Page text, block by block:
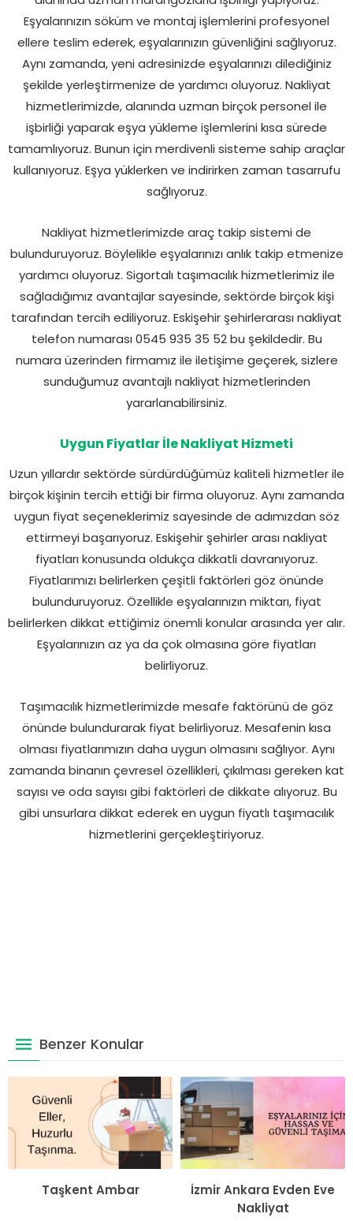
Eşyalarınızın söküm ve montaj işlemlerini profesyonel
ellere teslim ederek, eşyalarınızın güvenliğini sağlıyoruz.
Aynı zamanda, yeni adresinizde eşyalarınızı dilediğiniz
şekilde yerleştirmenize de yardımcı oluyoruz. Nakliyat
hizmetlerimizde, alanında uzman birçok personel ile
işbirliği yaparak eşya yükleme işlemlerini kısa sürede
tamamlıyoruz. Bunun için merdivenli sisteme sahip araçlar
kullanıyoruz. Eşya yüklerken ve indirirken zaman tasarrufu
sağlıyoruz.
Nakliyat hizmetlerimizde araç takip sistemi de
bulunduruyoruz. Böylelikle eşyalarınızı anlık takip etmenize
yardımcı oluyoruz. Sigortalı taşımacılık hizmetlerimiz ile
sağladığımız avantajlar sayesinde, sektörde birçok kişi
tarafından tercih ediliyoruz. Eskişehir şehirlerarası nakliyat
telefon numarası 0545 935 35 52 bu şekildedir. Bu
numara üzerinden firmamız ile iletişime geçerek, sizlere
sunduğumuz avantajlı nakliyat hizmetlerinden
yararlanabilirsiniz.
Uygun Fiyatlar İle Nakliyat Hizmeti
Uzun yıllardır sektörde sürdürdüğümüz kaliteli hizmetler ile
birçok kişinin tercih ettiği bir firma oluyoruz. Aynı zamanda
uygun fiyat seçeneklerimiz sayesinde de adımızdan söz
ettirmeyi başarıyoruz. Eskişehir şehirler arası nakliyat
fiyatları konusunda oldukça dikkatli davranıyoruz.
Fiyatlarımızı belirlerken çeşitli faktörleri göz önünde
bulunduruyoruz. Özellikle eşyalarınızın miktarı, fiyat
belirlerken dikkat ettiğimiz önemli konular arasında yer alır.
Eşyalarınızın az ya da çok olmasına göre fiyatları
belirliyoruz.
Taşımacılık hizmetlerimizde mesafe faktörünü de göz
önünde bulundurarak fiyat belirliyoruz. Mesafenin kısa
olması fiyatlarımızın daha uygun olmasını sağlıyor. Aynı
zamanda binanın çevresel özellikleri, çıkılması gereken kat
sayısı ve oda sayısı gibi faktörleri de dikkate alıyoruz. Bu
gibi unsurlara dikkat ederek en uygun fiyatlı taşımacılık
hizmetlerini gerçekleştiriyoruz.
Benzer Konular
Taşkent Ambar
İzmir Ankara Evden Eve
Nakliyat